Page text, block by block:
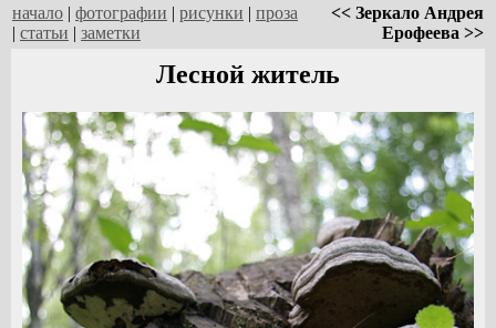
начало | фотографии | рисунки | проза
| статьи | заметки
<< Зеркало Андрея
Ерофеева >>
Лесной житель